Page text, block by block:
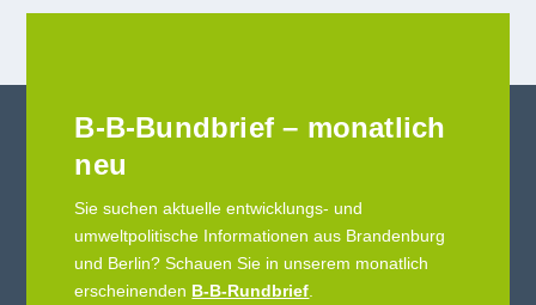
B-B-Bundbrief – monatlich
neu
Sie suchen aktuelle entwicklungs- und
umweltpolitische Informationen aus Brandenburg
und Berlin? Schauen Sie in unserem monatlich
erscheinenden B-B-Rundbrief